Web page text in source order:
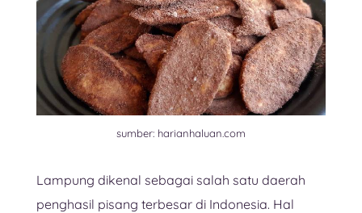
sumber: harianhaluan.com
Lampung dikenal sebagai salah satu daerah
penghasil pisang terbesar di Indonesia. Hal